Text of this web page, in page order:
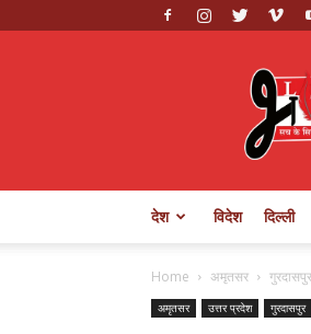
देश विदेश दिल्ली
Home अमृतसर
अमृतसर उत्तर प्रदेश गुरदासपुर